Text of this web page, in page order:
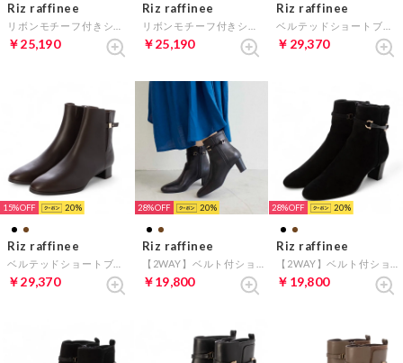
Riz raffinee
￥25,190
Riz raffinee
￥25,190
Riz raffinee
￥29,370
15% 20
Riz raffinee
￥29,370
28% 20
Riz raffinee
￥19,800
28% 20
Riz raffinee
￥19,800